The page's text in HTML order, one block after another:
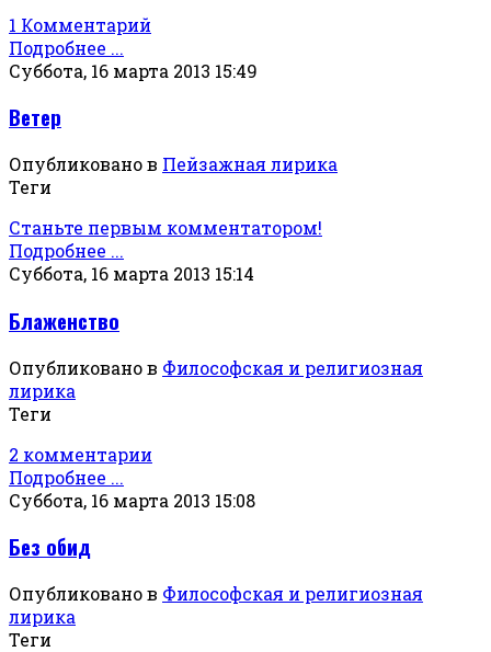
1 Комментарий
Подробнее ...
Суббота, 16 марта 2013 15:49
Ветер
Опубликовано в Пейзажная лирика
Теги
Станьте первым комментатором!
Подробнее ...
Суббота, 16 марта 2013 15:14
Блаженство
Опубликовано в Философская и религиозная
лирика
Теги
2 комментарии
Подробнее ...
Суббота, 16 марта 2013 15:08
Без обид
Опубликовано в Философская и религиозная
лирика
Теги